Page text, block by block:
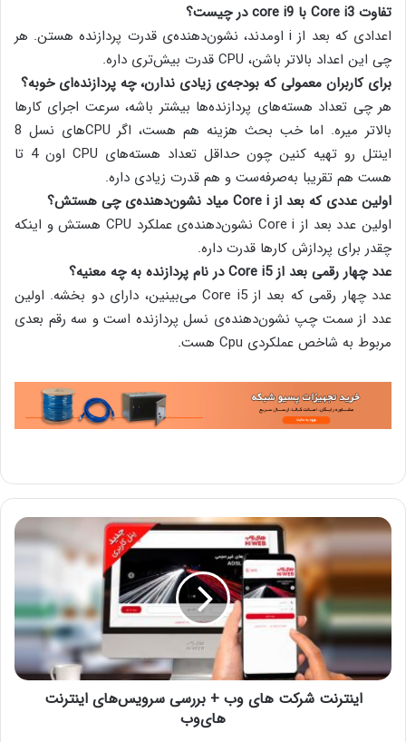
تفاوت Core i3 با core i9 در چیست؟
اعدادی که بعد از i اومدند، نشون‌دهنده‌ی قدرت پردازنده هستن. هر
چی این اعداد بالاتر باشن، CPU قدرت بیش‌تری داره.
برای کاربران معمولی که بودجه‌ی زیادی ندارن، چه پردازنده‌ای خوبه؟
هر چی تعداد هسته‌های پردازنده‌ها بیشتر باشه، سرعت اجرای کارها
بالاتر میره. اما خب بحث هزینه هم هست، اگر CPUهای نسل 8
اینتل رو تهیه کنین چون حداقل تعداد هسته‌های CPU اون 4 تا
هست هم تقریبا به‌صرفه‌ست و هم قدرت زیادی داره.
اولین عددی که بعد از Core i میاد نشون‌دهنده‌ی چی هستش؟
اولین عدد بعد از Core i نشون‌دهنده‌ی عملکرد CPU هستش و اینکه
چقدر برای پردازش کارها قدرت داره.
عدد چهار رقمی بعد از Core i5 در نام پردازنده به چه معنیه؟
عدد چهار رقمی که بعد از Core i5 می‌بینین، دارای دو بخشه. اولین
عدد از سمت چپ نشون‌دهنده‌ی نسل پردازنده‌ است و سه رقم بعدی
مربوط به شاخص عملکردی Cpu هست.
اینترنت شرکت های وب + بررسی سرویس‌های اینترنت
های‌وب